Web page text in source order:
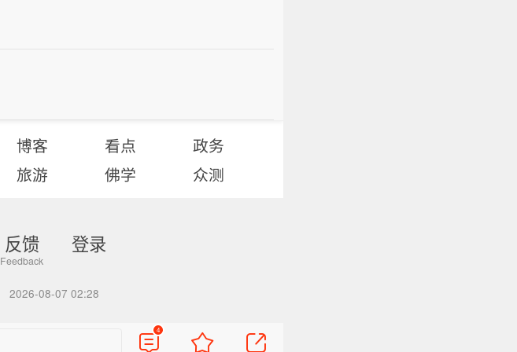
博客 看点
政务
旅游 佛学 众测
反馈 登录
2026-08-07 02:28
4